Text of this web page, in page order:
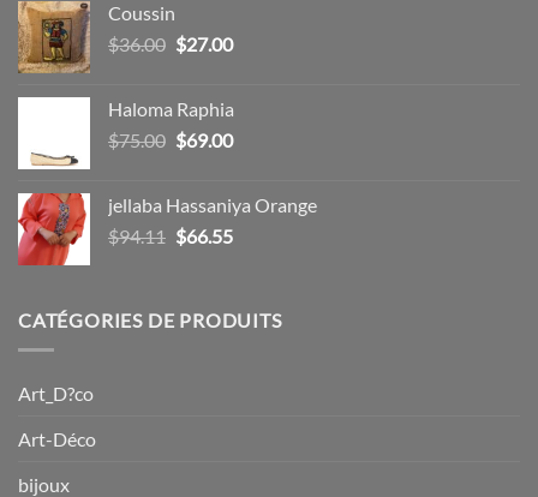
était :
$15.00.$12.00.
Coussin
$36.00 Le
était :
$36.00.
$27.00Le
est :
$27.00.
Haloma Raphia
$75.00 Le
était :
$75.00.
$69.00Le
est :
$69.00.
jellaba Hassaniya Orange
$94.11 Le
était :
$66.55Le
est :
CATÉGORIES DE PRODUITS
Art_D?co
Art-Déco
bijoux